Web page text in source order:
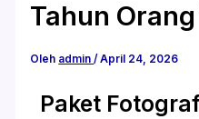
Tahun
Oleh admin/April 24, 2026
Paket